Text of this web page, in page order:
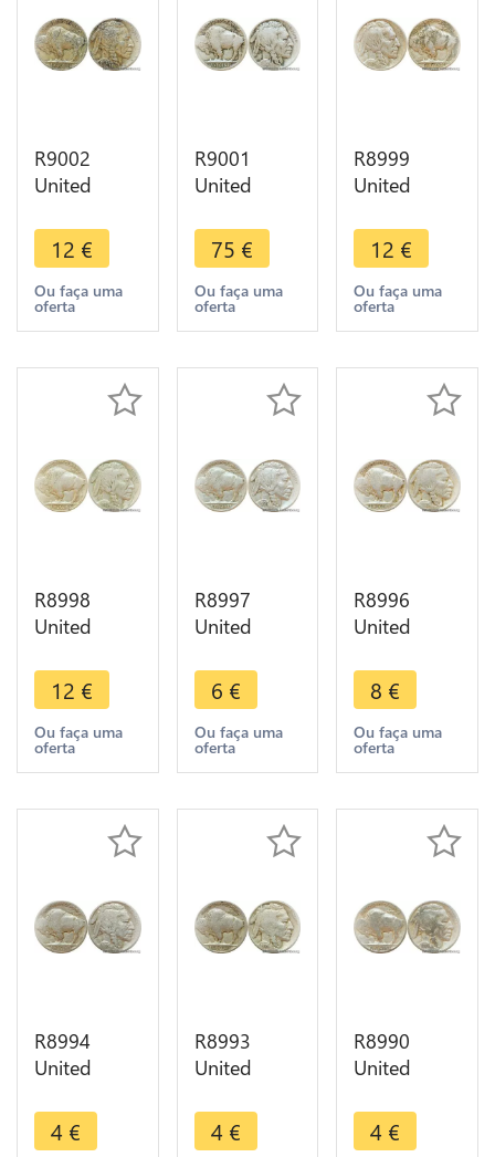
R9002
United
5 Cents
Buffalo
1926 D
Denver ->
12 €
Ou faça uma
oferta
R9001
United
5 Cents
Buffalo
1918 D
Denver ->
75 €
Ou faça uma
oferta
R8999
United
5 Cents
Buffalo
1915 ->
Make offer
12 €
Ou faça uma
oferta
R8998
United
5 Cents
Buffalo
1916 ->
Make offer
12 €
Ou faça uma
oferta
R8997
United
5 Cents
Buffalo
1936 ->
Make offer
6 €
Ou faça uma
oferta
R8996
United
5 Cents
Buffalo
1925 ->
Make offer
8 €
Ou faça uma
oferta
R8994
United
5 Cents
Buffalo
4 €
R8993
United
5 Cents
Buffalo
4 €
R8990
United
5 Cents
Buffalo
4 €